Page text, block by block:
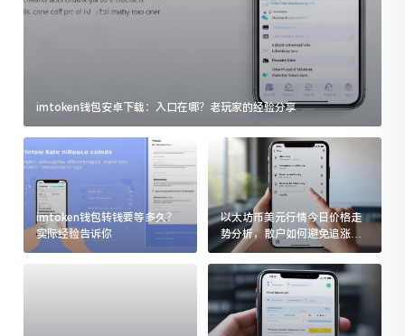
imtoken钱包安卓下载：入口在哪？老玩家的经验分享
imtoken钱包转钱要等多久？
实际经验告诉你
以太坊币美元行情今日价格走
势分析，散户如何避免追涨杀
跌被套牢